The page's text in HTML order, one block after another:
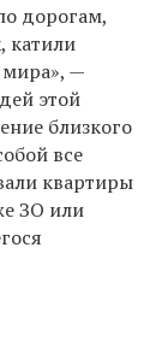
дорогам,
катили
мира», —
этой
близкого
все
квартиры
ЗО или